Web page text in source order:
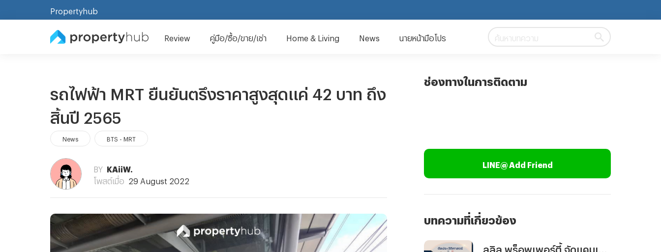
Propertyhub
Review คู่มือ/ซื้อ/ขาย/เช่า Home & Living News นายหน้ามือโปร ค้นหาบทความ
รถไฟฟ้า MRT ยืนยันตรึงราคาสูงสุดแค่ 42 บาท ถึง
สิ้นปี 2565
News BTS - MRT
BY
KAiiW.
โพสต์เมื่อ
29 August 2022
ช่องทางในการติดตาม
LINE@ Add Friend
บทความที่เกี่ยวข้อง